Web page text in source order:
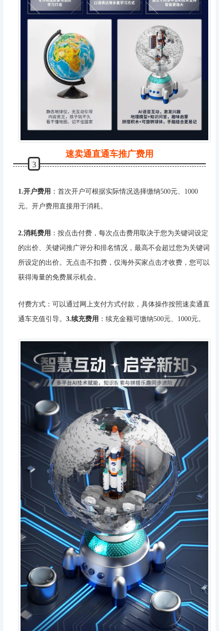
速卖通直通车推广费用
3
1.开户费用 ：首次开户可根据实际情况选择缴纳500元、1000
元。开户费用直接用于消耗。
2.消耗费用 ：按点击付费，每次点击费用取决于您为关键词设定
的出价、关键词推广评分和排名情况，最高不会超过您为关键词
所设定的出价。无点击不扣费，仅海外买家点击才收费，您可以
获得海量的免费展示机会。
付费方式：可以通过网上支付方式付款，具体操作按照速卖通直
通车充值引导。 3.续充费用 ：续充金额可缴纳500元、1000元。